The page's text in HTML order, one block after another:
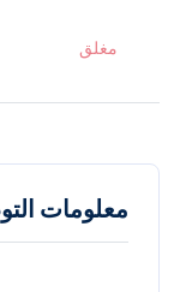
مغلق
معلومات